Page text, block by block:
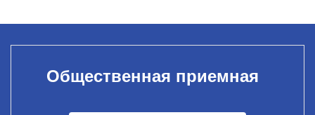
Общественная приемная